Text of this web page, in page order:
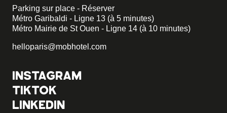
Parking sur place - Réserver
Métro Garibaldi - Ligne 13 (à 5 minutes)
Métro Mairie de St Ouen - Ligne 14 (à 10 minutes)
helloparis@mobhotel.com
INSTAGRAM
TIKTOK
LINKEDIN